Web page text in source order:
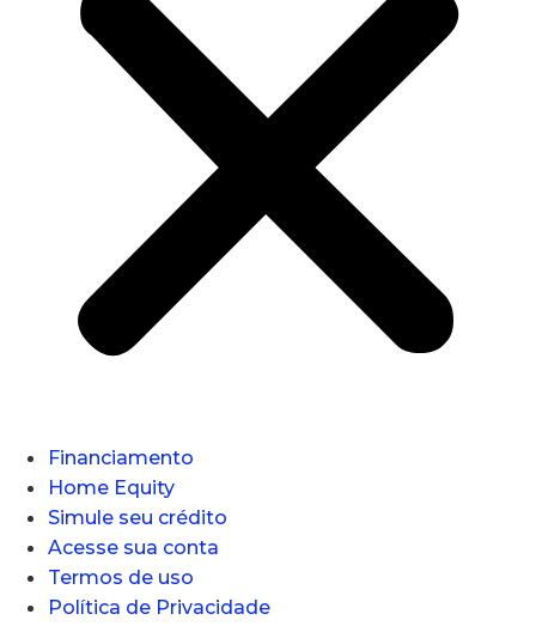
Financiamento
Home Equity
Simule seu crédito
Acesse sua conta
Termos de uso
Política de Privacidade